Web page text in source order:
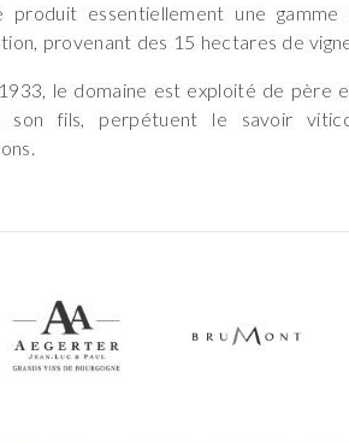
produit essentiellement une
provenant des 15 hectares de
le domaine est exploité de père
son fils, perpétuent le savoir